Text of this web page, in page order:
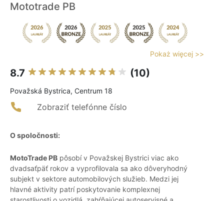
Mototrade PB
Pokaż więcej >>
8.7 (10)
Považská Bystrica, Centrum 18
Zobraziť telefónne číslo
O spoločnosti:
MotoTrade PB pôsobí v Považskej Bystrici viac ako
dvadsaťpäť rokov a vyprofilovala sa ako dôveryhodný
subjekt v sektore automobilových služieb. Medzi jej
hlavné aktivity patrí poskytovanie komplexnej